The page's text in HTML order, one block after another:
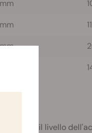
sotto il livello